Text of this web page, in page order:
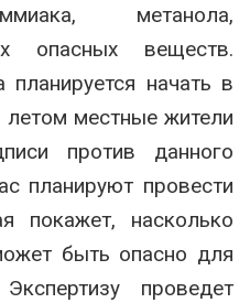
метанола,
опасных веществ.
планируется начать в
местные жители
против данного
планируют провести
покажет, насколько
быть опасно для
проведет